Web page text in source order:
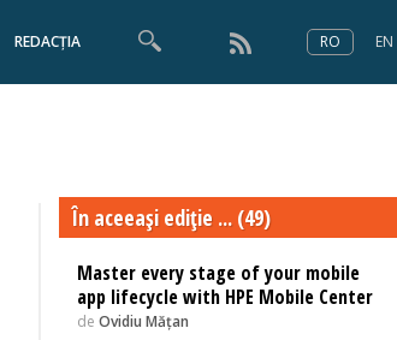
REDACȚIA RO EN
În aceeaşi ediţie ... (49)
Master every stage of your mobile
app lifecycle with HPE Mobile Center
de Ovidiu Mățan